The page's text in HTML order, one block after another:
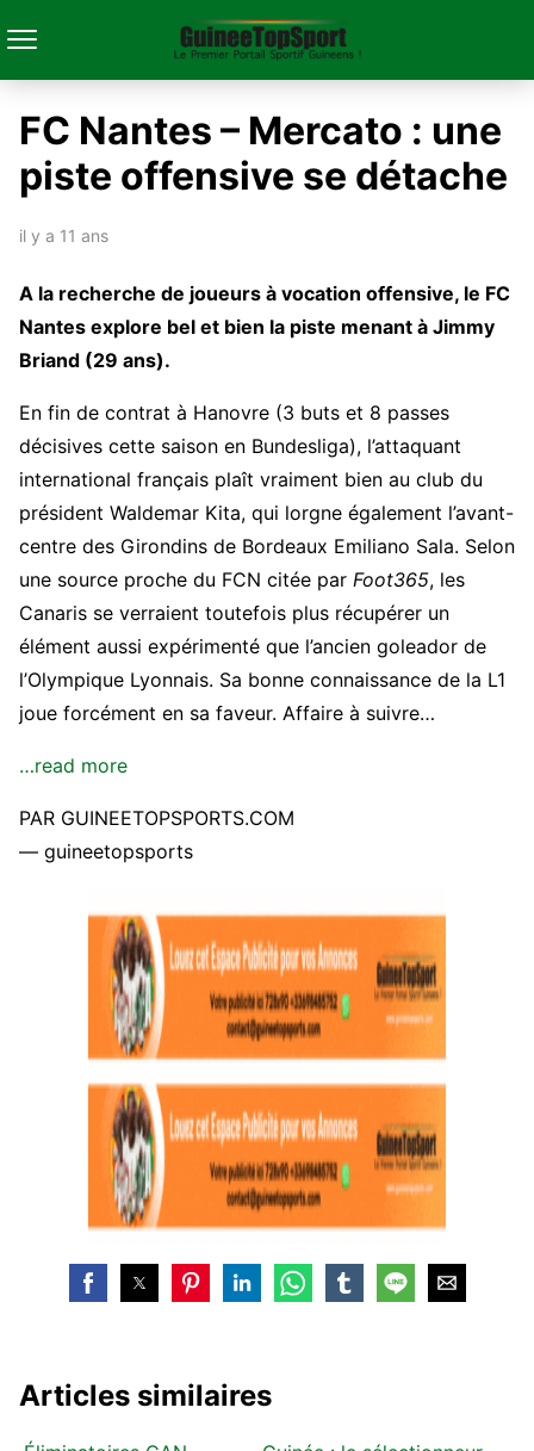
FC Nantes – Mercato : une
piste offensive se détache
il y a 11 ans
A la recherche de joueurs à vocation offensive, le FC
Nantes explore bel et bien la piste menant à Jimmy
Briand (29 ans).
En fin de contrat à Hanovre (3 buts et 8 passes
décisives cette saison en Bundesliga), l’attaquant
international français plaît vraiment bien au club du
président Waldemar Kita, qui lorgne également l’avant-
centre des Girondins de Bordeaux Emiliano Sala. Selon
une source proche du FCN citée par Foot365, les
Canaris se verraient toutefois plus récupérer un
élément aussi expérimenté que l’ancien goleador de
l’Olympique Lyonnais. Sa bonne connaissance de la L1
joue forcément en sa faveur. Affaire à suivre…
…read more
PAR GUINEETOPSPORTS.COM
— guineetopsports
Articles similaires